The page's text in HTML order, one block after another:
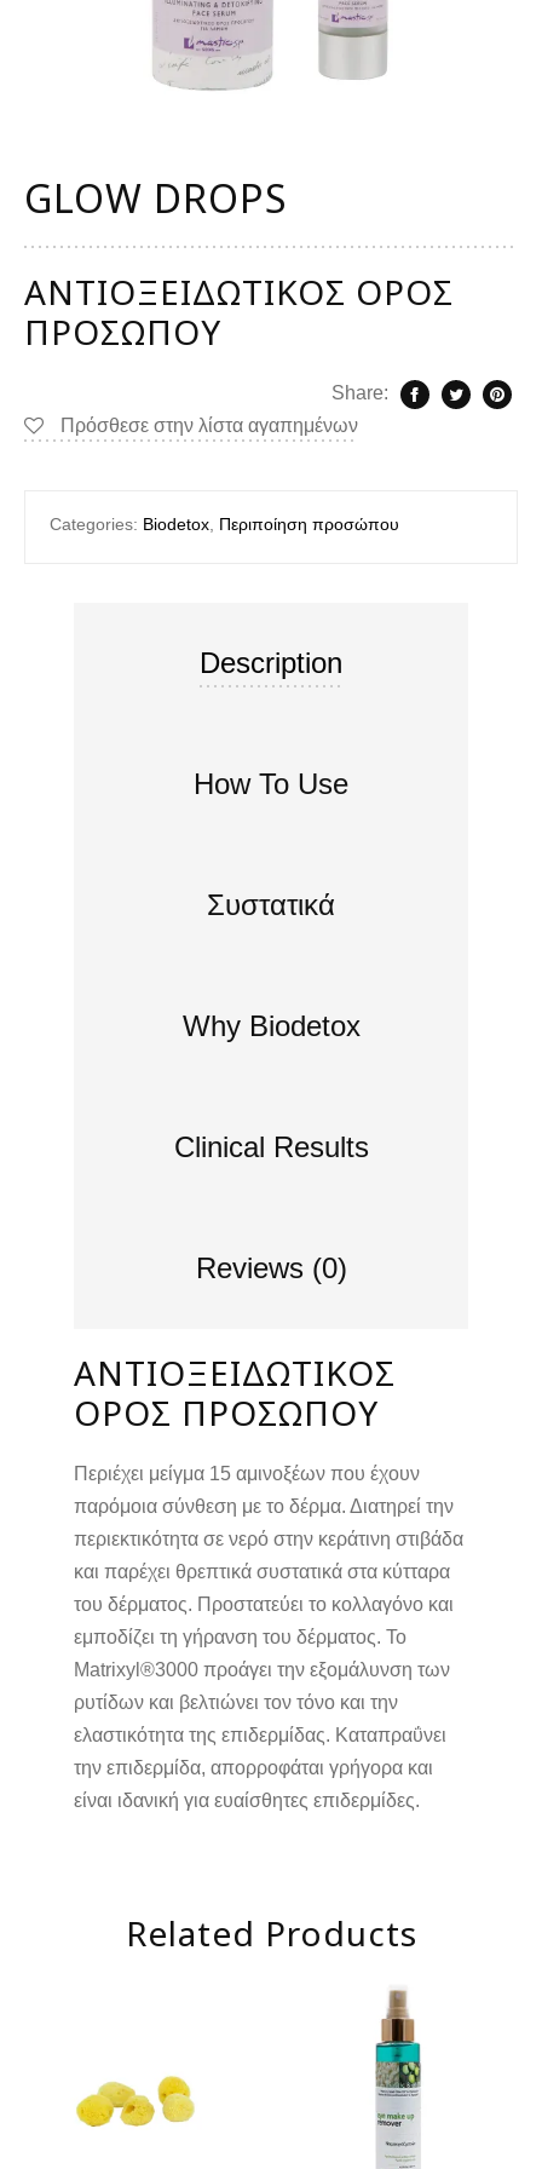
GLOW DROPS
ΑΝΤΙΟΞΕΙΔΩΤΙΚΌΣ ΟΡΌΣ
ΠΡΟΣΏΠΟΥ
Share:
Πρόσθεσε στην λίστα αγαπημένων
Categories: Biodetox Περιποίηση προσώπου
Description
How To Use
Συστατικά
Why Biodetox
Clinical Results
Reviews (0)
ΑΝΤΙΟΞΕΙΔΩΤΙΚΌΣ
ΟΡΌΣ ΠΡΟΣΏΠΟΥ
Περιέχει μείγμα 15 αμινοξέων που έχουν
παρόμοια σύνθεση με το δέρμα. Διατηρεί την
περιεκτικότητα σε νερό στην κεράτινη στιβάδα
και παρέχει θρεπτικά συστατικά στα κύτταρα
του δέρματος. Προστατεύει το κολλαγόνο και
εμποδίζει τη γήρανση του δέρματος. To
Matrixyl®3000 προάγει την εξομάλυνση των
ρυτίδων και βελτιώνει τον τόνο και την
ελαστικότητα της επιδερμίδας. Καταπραΰνει
την επιδερμίδα, απορροφάται γρήγορα και
είναι ιδανική για ευαίσθητες επιδερμίδες.
Related Products